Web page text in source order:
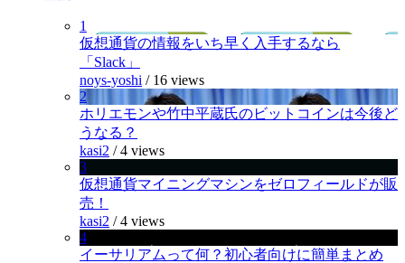
1
仮想通貨の情報をいち早く入手するなら
「Slack」
noys-yoshi / 16 views
2
ホリエモンや竹中平蔵氏のビットコインは今後ど
うなる？
kasi2 /4 views
3
仮想通貨マイニングマシンをゼロフィールドが販
売！
kasi2 /4 views
4
イーサリアムって何？初心者向けに簡単まとめ